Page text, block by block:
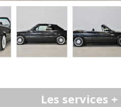
Les services +